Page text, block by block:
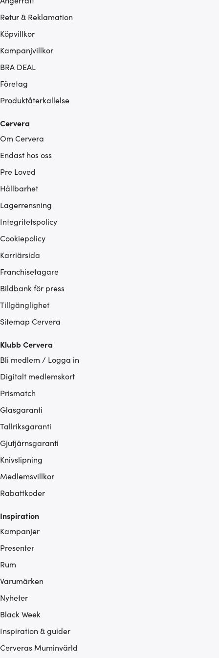
Retur & Reklamation
Köpvillkor
Kampanjvillkor
BRA DEAL
Företag
Produktåterkallelse
Cervera
Om Cervera
Endast hos oss
Pre Loved
Hållbarhet
Lagerrensning
Integritetspolicy
Cookiepolicy
Karriärsida
Franchisetagare
Bildbank för press
Tillgänglighet
Sitemap Cervera
Klubb Cervera
Bli medlem / Logga in
Digitalt medlemskort
Prismatch
Glasgaranti
Tallriksgaranti
Gjutjärnsgaranti
Knivslipning
Medlemsvillkor
Rabattkoder
Inspiration
Kampanjer
Presenter
Rum
Varumärken
Nyheter
Black Week
Inspiration & guider
Cerveras Muminvärld